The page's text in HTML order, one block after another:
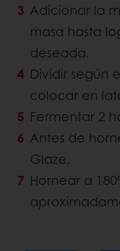
Adicionar la
masa hasta
deseada.
Dividir según
colocar en
Fermentar 2
Antes de
Glaze.
Hornear a